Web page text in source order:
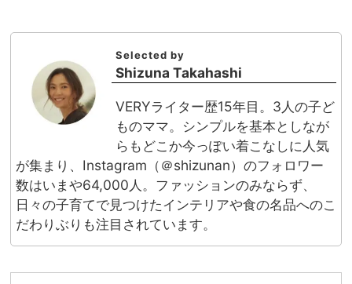
Selected by
Shizuna Takahashi
VERYライター歴15年目。3人の子ど
ものママ。シンプルを基本としなが
らもどこか今っぽい着こなしに人気
が集まり、Instagram（＠shizunan）のフォロワー
数はいまや64,000人。ファッションのみならず、
日々の子育てで見つけたインテリアや食の名品へのこ
だわりぶりも注目されています。